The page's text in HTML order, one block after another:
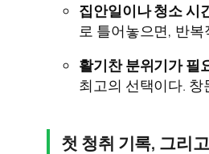
집안일이나 청소 시
로 틀어놓으면, 반
활기찬 분위기가 필
최고의 선택이다.
첫 청취 기록, 그리